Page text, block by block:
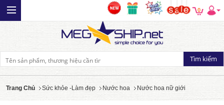
0
Trang Chủ Sức khỏe -Làm đẹp Nước hoa Nước hoa nữ giới